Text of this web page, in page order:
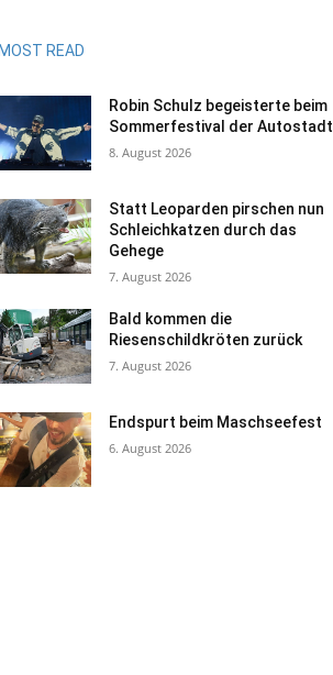
READ
Robin Schulz begeisterte beim
Sommerfestival der Autostadt
8. August 2026
Statt Leoparden pirschen nun
Schleichkatzen durch das
Gehege
7. August 2026
Bald kommen die
Riesenschildkröten zurück
7. August 2026
Endspurt beim Maschseefest
6. August 2026